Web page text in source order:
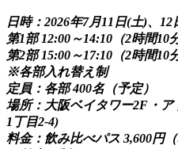
日時：2026年7月11日(土)、12
第1部 12:00～14:10（2時間10
第2部 15:00～17:10（2時間10
※各部入れ替え制
定員：各部 400名（予定）
場所：大阪ベイタワー2F・
1丁目2-4)
料金：飲み比べパス 3,600円（